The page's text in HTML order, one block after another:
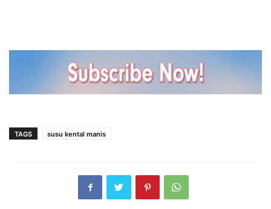
TAGS susu kental manis